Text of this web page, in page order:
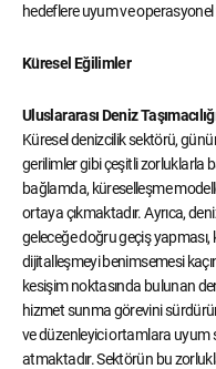
hedeflere uyum ve
Küresel Eğilimler
Uluslararası Deniz
Küresel denizcilik sektörü,
gerilimler gibi çeşitli zorluklarla
bağlamda, küreselleşme
ortaya çıkmaktadır. Ayrıca,
geleceğe doğru geçiş
dijitalleşmeyi benimsemesi
kesişim noktasında bulunan
hizmet sunma görevini
ve düzenleyici ortamlara uyum
atmaktadır. Sektörün bu